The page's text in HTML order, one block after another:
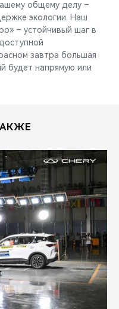
общему делу –
экологии. Наш
– устойчивый шаг в
завтра большая
будет напрямую или